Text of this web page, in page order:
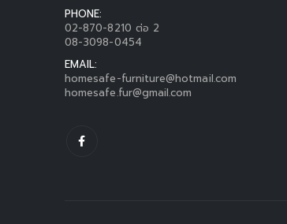
PHONE:
02-870-8210 ต่อ 2
08-3098-0454
EMAIL:
homesafe-furniture@hotmail.com
homesafe.fur@gmail.com